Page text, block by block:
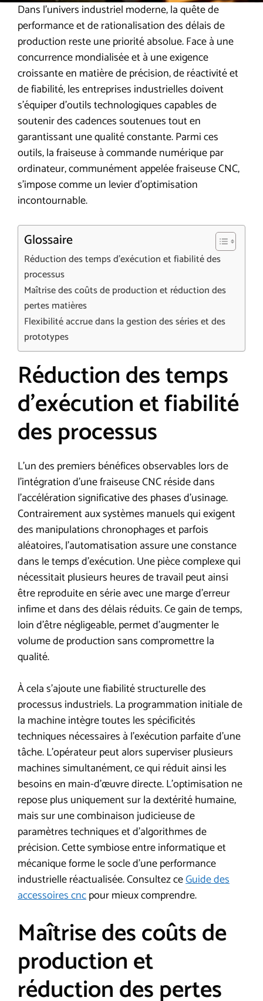
Dans l’univers industriel moderne, la quête de
performance et de rationalisation des délais de
production reste une priorité absolue. Face à une
concurrence mondialisée et à une exigence
croissante en matière de précision, de réactivité et
de fiabilité, les entreprises industrielles doivent
s’équiper d’outils technologiques capables de
soutenir des cadences soutenues tout en
garantissant une qualité constante. Parmi ces
outils, la fraiseuse à commande numérique par
ordinateur, communément appelée fraiseuse CNC,
s’impose comme un levier d’optimisation
incontournable.
Glossaire
Réduction des temps d’exécution et fiabilité des
processus
Maîtrise des coûts de production et réduction des
pertes matières
Flexibilité accrue dans la gestion des séries et des
prototypes
Réduction des temps
d’exécution et fiabilité
des processus
L’un des premiers bénéfices observables lors de
l’intégration d’une fraiseuse CNC réside dans
l’accélération significative des phases d’usinage.
Contrairement aux systèmes manuels qui exigent
des manipulations chronophages et parfois
aléatoires, l’automatisation assure une constance
dans le temps d’exécution. Une pièce complexe qui
nécessitait plusieurs heures de travail peut ainsi
être reproduite en série avec une marge d’erreur
infime et dans des délais réduits. Ce gain de temps,
loin d’être négligeable, permet d’augmenter le
volume de production sans compromettre la
qualité.
À cela s’ajoute une fiabilité structurelle des
processus industriels. La programmation initiale de
la machine intègre toutes les spécificités
techniques nécessaires à l’exécution parfaite d’une
tâche. L’opérateur peut alors superviser plusieurs
machines simultanément, ce qui réduit ainsi les
besoins en main-d’œuvre directe. L’optimisation ne
repose plus uniquement sur la dextérité humaine,
mais sur une combinaison judicieuse de
paramètres techniques et d’algorithmes de
précision. Cette symbiose entre informatique et
mécanique forme le socle d’une performance
industrielle réactualisée. Consultez ceGuide des
accessoires cncpour mieux comprendre.
Maîtrise des coûts de
production et
réduction des pertes